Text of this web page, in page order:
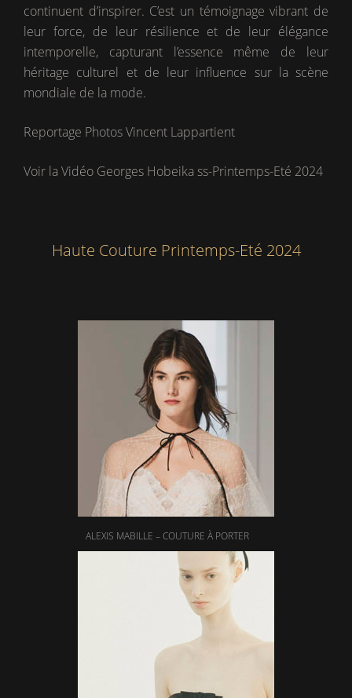
continuent d’inspirer. C’est un témoignage vibrant de
leur force, de leur résilience et de leur élégance
intemporelle, capturant l’essence même de leur
héritage culturel et de leur influence sur la scène
mondiale de la mode.
Reportage Photos Vincent Lappartient
Voir la Vidéo Georges Hobeika ss-Printemps-Eté 2024
Haute Couture Printemps-Eté 2024
ALEXIS MABILLE – COUTURE À PORTER